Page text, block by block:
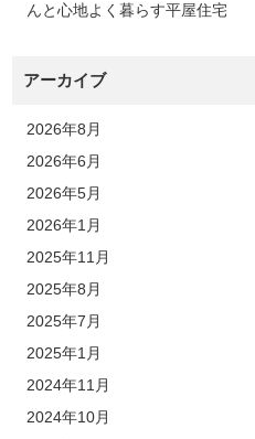
んと心地よく暮らす平屋住宅
アーカイブ
2026年8月
2026年6月
2026年5月
2026年1月
2025年11月
2025年8月
2025年7月
2025年1月
2024年11月
2024年10月